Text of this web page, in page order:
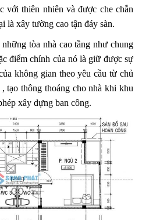
với thiên nhiên và được che chắn
là xây tường cao tận đáy sàn.
tòa nhà cao tầng như chung
điểm chính của nó là giữ được sự
không gian theo yêu cầu từ chủ
tạo thông thoáng cho nhà khi khu
xây dựng ban công.